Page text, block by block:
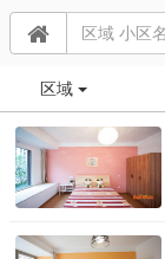
区域